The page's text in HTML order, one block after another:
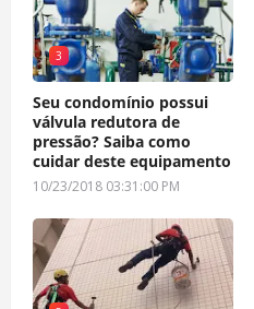
3
Seu condomínio possui
válvula redutora de
pressão? Saiba como
cuidar deste equipamento
10/23/2018 03:31:00 PM